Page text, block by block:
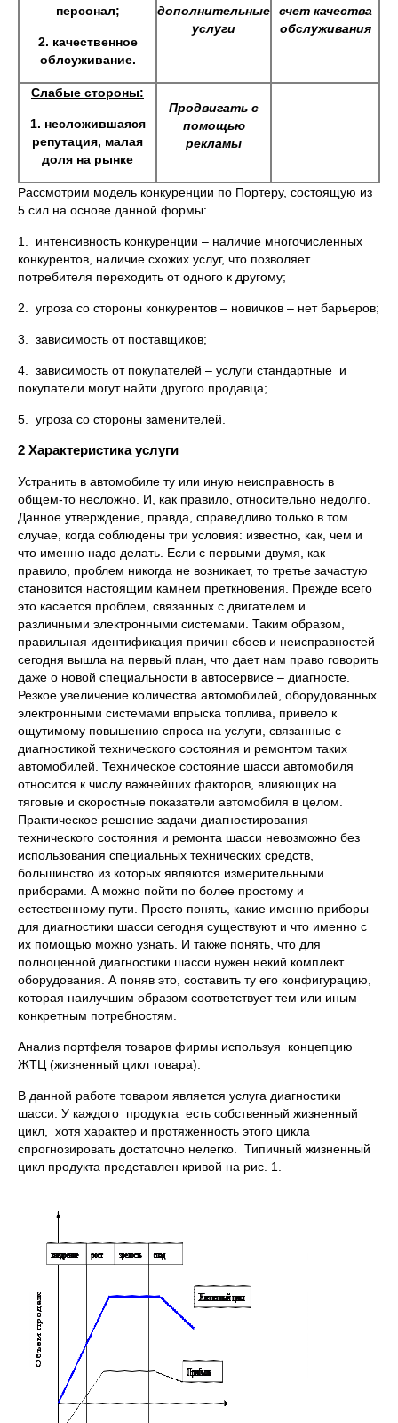
персонал;
2. качественное
облсуживание.
дополнительные
услуги
счет качества
обслуживания
Слабые стороны:
1. несложившаяся
репутация, малая
доля на рынке
Продвигать с
помощью
рекламы
Рассмотрим модель конкуренции по Портеру, состоящую из
5 сил на основе данной формы:
1. интенсивность конкуренции – наличие многочисленных
конкурентов, наличие схожих услуг, что позволяет
потребителя переходить от одного к другому;
2. угроза со стороны конкурентов – новичков – нет барьеров;
3. зависимость от поставщиков;
4. зависимость от покупателей – услуги стандартные и
покупатели могут найти другого продавца;
5. угроза со стороны заменителей.
2 Характеристика услуги
Устранить в автомобиле ту или иную неисправность в
общем-то несложно. И, как правило, относительно недолго.
Данное утверждение, правда, справедливо только в том
случае, когда соблюдены три условия: известно, как, чем и
что именно надо делать. Если с первыми двумя, как
правило, проблем никогда не возникает, то третье зачастую
становится настоящим камнем преткновения. Прежде всего
это касается проблем, связанных с двигателем и
различными электронными системами. Таким образом,
правильная идентификация причин сбоев и неисправностей
сегодня вышла на первый план, что дает нам право говорить
даже о новой специальности в автосервисе – диагносте.
Резкое увеличение количества автомобилей, оборудованных
электронными системами впрыска топлива, привело к
ощутимому повышению спроса на услуги, связанные с
диагностикой технического состояния и ремонтом таких
автомобилей. Техническое состояние шасси автомобиля
относится к числу важнейших факторов, влияющих на
тяговые и скоростные показатели автомобиля в целом.
Практическое решение задачи диагностирования
технического состояния и ремонта шасси невозможно без
использования специальных технических средств,
большинство из которых являются измерительными
приборами. А можно пойти по более простому и
естественному пути. Просто понять, какие именно приборы
для диагностики шасси сегодня существуют и что именно с
их помощью можно узнать. И также понять, что для
полноценной диагностики шасси нужен некий комплект
оборудования. А поняв это, составить ту его конфигурацию,
которая наилучшим образом соответствует тем или иным
конкретным потребностям.
Анализ портфеля товаров фирмы используя концепцию
ЖТЦ (жизненный цикл товара).
В данной работе товаром является услуга диагностики
шасси. У каждого продукта есть собственный жизненный
цикл, хотя характер и протяженность этого цикла
спрогнозировать достаточно нелегко. Типичный жизненный
цикл продукта представлен кривой на рис. 1.